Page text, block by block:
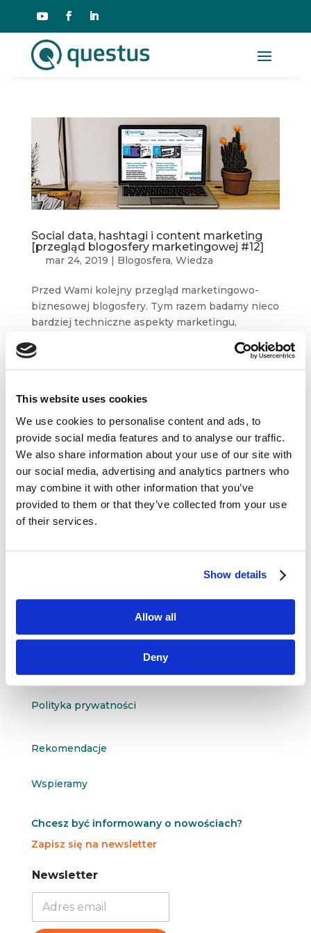
This website uses cookies
We use cookies to personalise content and ads, to
provide social media features and to analyse our traffic.
We also share information about your use of our site with
our social media, advertising and analytics partners who
may combine it with other information that you’ve
provided to them or that they’ve collected from your use
of their services.
Show details
Allow all
Deny
Social data, hashtagi i content marketing
[przegląd blogosfery marketingowej #12]
mar 24, 2019 | Blogosfera, Wiedza
Przed Wami kolejny przegląd marketingowo-
biznesowej blogosfery. Tym razem badamy nieco
bardziej techniczne aspekty marketingu,
wybraliśmy dla Was treści m. in. z bloga Brand24,
Ideo Force, Mention...
Dane kontaktowe

questus
ul. Organizacji WiN 83/7
O nas
Polityka prywatności
Rekomendacje
Wspieramy
Chcesz być informowany o nowościach?
Zapisz się na newsletter
N
N
Newsletter